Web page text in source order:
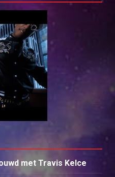
met Travis Kelce